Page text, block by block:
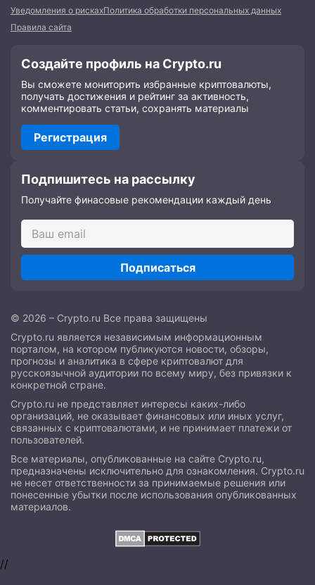
Уведомления о рискахПолитика обработки персональных данных
Правила сайта
Создайте профиль на Crypto.ru
Вы сможете мониторить избранные криптовалюты,
получать достижения и рейтинг за активность,
комментировать статьи, сохранять материалы
Регистрация
Подпишитесь на рассылку
Получайте финасовые рекомендации каждый день
Подписаться
© 2026 – Crypto.ru Все права защищены
Crypto.ru является независимым информационным
порталом, на котором публикуются новости, обзоры,
прогнозы и аналитика в сфере криптовалют для
русскоязычной аудитории по всему миру, без привязки к
конкретной стране.
Crypto.ru не представляет интересы каких-либо
организаций, не оказывает финансовых или иных услуг,
связанных с криптовалютами, и не принимает платежи от
пользователей.
Все материалы, опубликованные на сайте Crypto.ru,
предназначены исключительно для ознакомления. Crypto.ru
не несет ответственности за принимаемые решения или
понесенные убытки после использования опубликованных
материалов.
//